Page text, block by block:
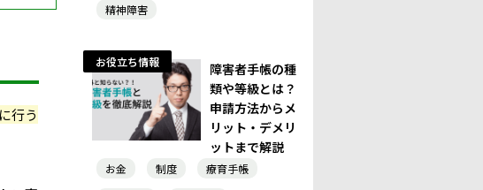
行う
精神障害
お役立ち情報
障害者手帳の種
類や等級とは？
申請方法からメ
リット・デメリ
ットまで解説
お金 制度
療育手帳